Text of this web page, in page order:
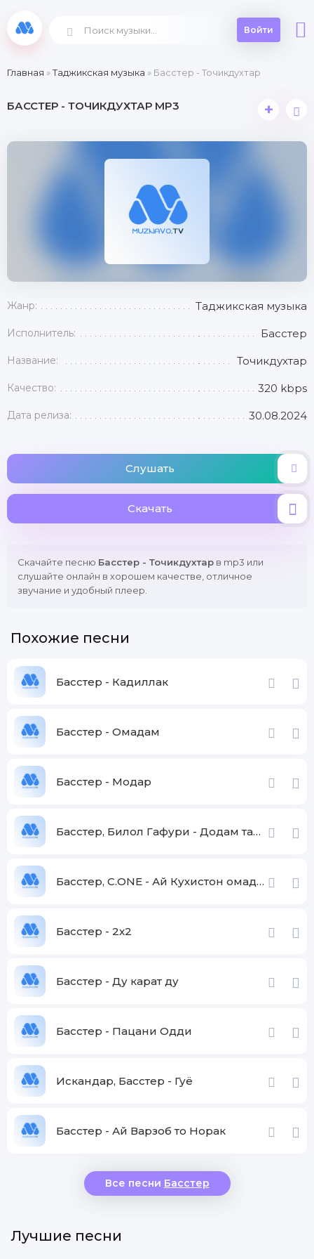
Войти
Главная »Таджикская музыка » Басстер - Точикдухтар
БАССТЕР - ТОЧИКДУХТАР MP3 +
Жанр: Таджикская музыка
Исполнитель: Басстер
Название: Точикдухтар
Качество: 320 kbps
Дата релиза: 30.08.2024
Слушать
Скачать
Скачайте песню Басстер - Точикдухтар в mp3 или
слушайте онлайн в хорошем качестве, отличное
звучание и удобный плеер.
Похожие песни
Басстер - Кадиллак
Басстер - Омадам
Басстер - Модар
Басстер, Билол Гафури - Додам тамоми хасти
Басстер, C.ONE - Ай Кухистон омадум
Басстер - 2x2
Басстер - Ду карат ду
Басстер - Пацани Одди
Искандар, Басстер - Гуë
Басстер - Ай Варзоб то Норак
Все песни Басстер
Лучшие песни